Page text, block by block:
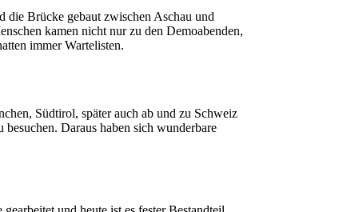
Brücke gebaut zwischen Aschau und
kamen nicht nur zu den Demoabenden,
immer Wartelisten.
Südtirol, später auch ab und zu Schweiz
Daraus haben sich wunderbare